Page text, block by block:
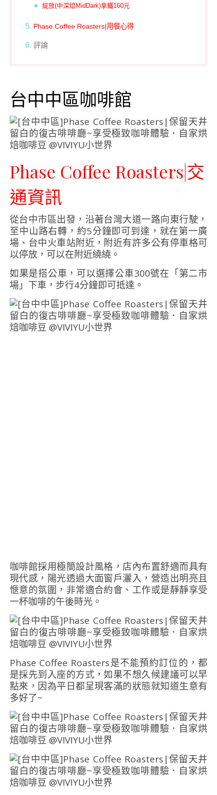
綻放(中深焙MidDark)拿鐵160元
Phase Coffee Roasters|用餐心得
評論
台中中區咖啡館
Phase Coffee Roasters|交
通資訊
從台中市區出發，沿著台灣大道一路向東行駛，
至中山路右轉，約5分鐘即可到達，就在第一廣
場、台中火車站附近，附近有許多公有停車格可
以停放，可以在附近繞繞。
如果是搭公車，可以選擇公車300號在「第二市
場」下車，步行4分鐘即可抵達。
咖啡館採用極簡設計風格，店內布置舒適而具有
現代感，陽光透過大面窗戶灑入，營造出明亮且
愜意的氛圍，非常適合約會、工作或是靜靜享受
一杯咖啡的午後時光。
Phase Coffee Roasters是不能預約訂位的，都
是採先到入座的方式，如果不想久候建議可以早
點來，因為平日都呈現客滿的狀態就知道生意有
多好了~